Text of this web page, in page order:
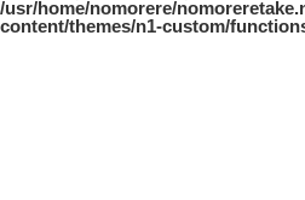
/usr/home/nomorere/
content/themes/n1-custom/